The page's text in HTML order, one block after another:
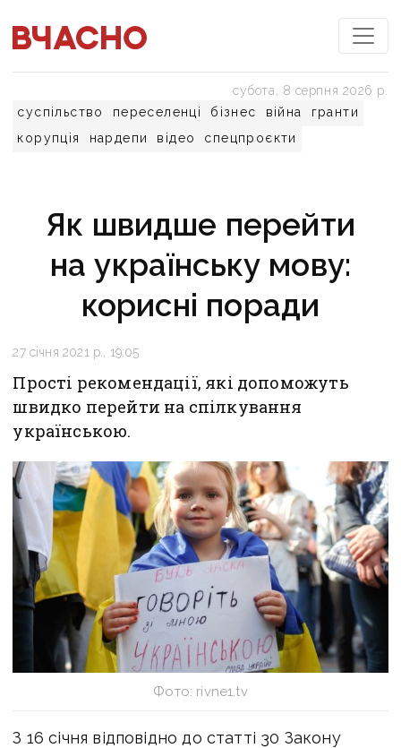
суспільство переселенці бізнес війна
гранти
корупція
нардепи відео спецпроєкти
субота, 8 серпня 2026 р.
Як швидше перейти
на українську мову:
корисні поради
27 січня 2021 р., 19:05
Прості рекомендації, які допоможуть
швидко перейти на спілкування
українською.
Фото: rivne1.tv
З 16 січня відповідно до статті 30 Закону